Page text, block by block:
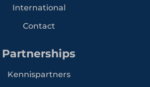
International
Contact
Partnerships
Kennispartners